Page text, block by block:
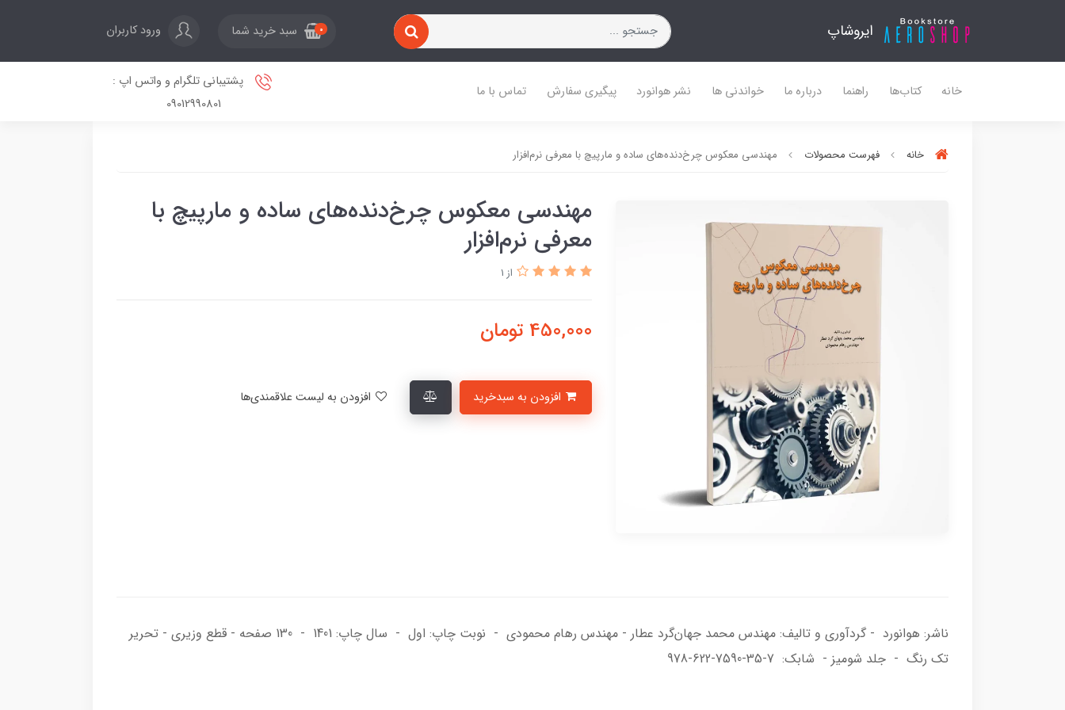
ایروشاپ 0 سبد خرید شما ورود کاربران
خانه کتاب‌ها راهنما درباره ما خواندنی ها نشر هوانورد پیگیری سفارش تماس با ما
پشتیبانی تلگرام و واتس اپ :
09012990801
خانه فهرست محصولات مهندسی معکوس چرخ‌دنده‌های ساده و مارپیچ با معرفی نرم‌افزار
مهندسی معکوس چرخ‌دنده‌های ساده و مارپیچ با
معرفی نرم‌افزار
از 1
450,000 تومان
ناشر: هوانورد - گردآوری و تالیف: مهندس محمد جهان‌گرد عطار - مهندس رهام محمودی - نوبت چاپ: اول - سال چاپ: 1401 - 130 صفحه - قطع وزیری - تحریر
تک رنگ - جلد شومیز - شابک: 7-35-7590-622-978